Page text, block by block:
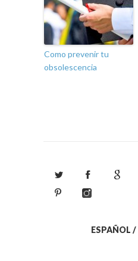
Como prevenir tu
obsolescencia
ESPAÑOL /